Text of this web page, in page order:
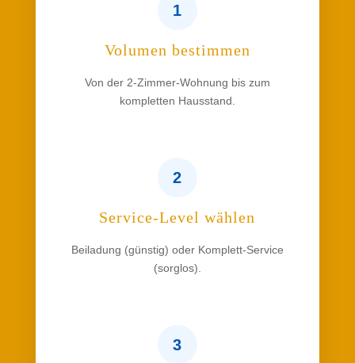
1
Volumen bestimmen
Von der 2-Zimmer-Wohnung bis zum
kompletten Hausstand.
2
Service-Level wählen
Beiladung (günstig) oder Komplett-Service
(sorglos).
3